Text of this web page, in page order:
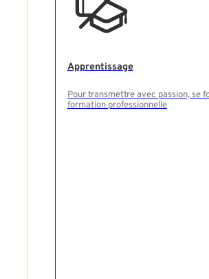
Apprentissage
Pour transmettre avec passion, se
formation professionnelle